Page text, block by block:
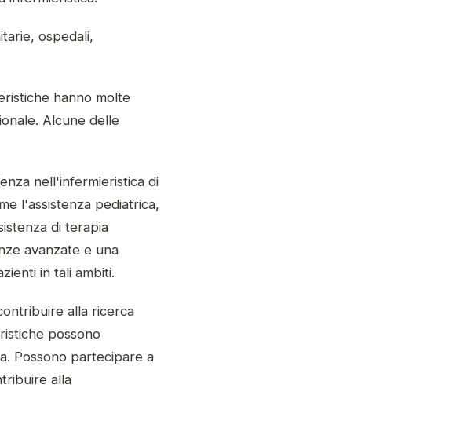
ospedali,
hanno molte
Alcune delle
nell'infermieristica di
l'assistenza pediatrica,
di terapia
avanzate e una
in tali ambiti.
alla ricerca
possono
Possono partecipare a
alla